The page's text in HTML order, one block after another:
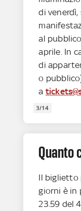
di venerdì,
al
aprile. In
di
o
a
3/14
Quanto
Il biglietto
giorni è in
23.59 del